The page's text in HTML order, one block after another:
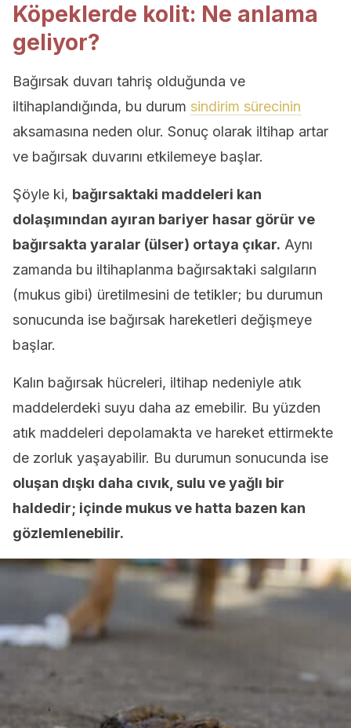
Köpeklerde kolit: Ne anlama
geliyor?
Bağırsak duvarı tahriş olduğunda ve
iltihaplandığında, bu durum sindirim sürecinin
aksamasına neden olur. Sonuç olarak iltihap artar
ve bağırsak duvarını etkilemeye başlar.
Şöyle ki, bağırsaktaki maddeleri kan
dolaşımından ayıran bariyer hasar görür ve
bağırsakta yaralar (ülser) ortaya çıkar. Aynı
zamanda bu iltihaplanma bağırsaktaki salgıların
(mukus gibi) üretilmesini de tetikler; bu durumun
sonucunda ise bağırsak hareketleri değişmeye
başlar.
Kalın bağırsak hücreleri, iltihap nedeniyle atık
maddelerdeki suyu daha az emebilir. Bu yüzden
atık maddeleri depolamakta ve hareket ettirmekte
de zorluk yaşayabilir. Bu durumun sonucunda ise
oluşan dışkı daha cıvık, sulu ve yağlı bir
haldedir; içinde mukus ve hatta bazen kan
gözlemlenebilir.